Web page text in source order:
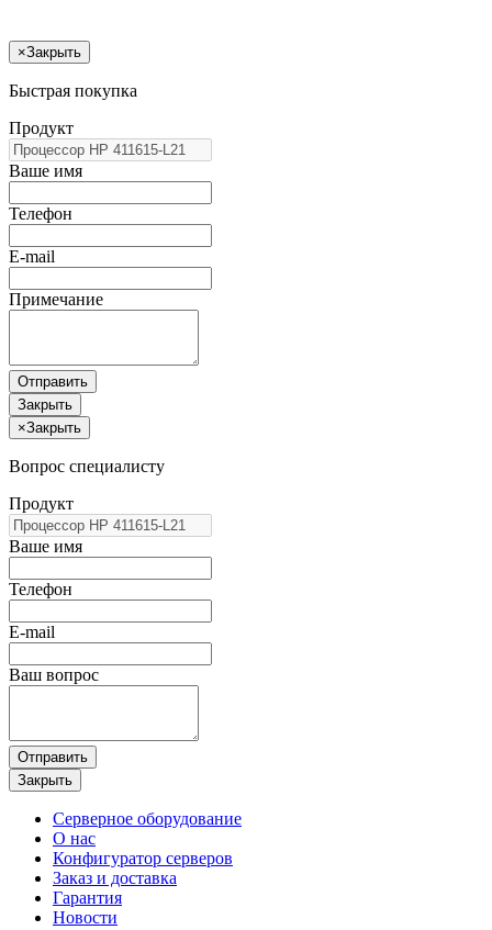
×Закрыть
Быстрая покупка
Продукт
Ваше имя
Телефон
E-mail
Примечание
Отправить
Закрыть
×Закрыть
Вопрос специалисту
Продукт
Ваше имя
Телефон
E-mail
Ваш вопрос
Отправить
Закрыть
Серверное оборудование
О нас
Конфигуратор серверов
Заказ и доставка
Гарантия
Новости